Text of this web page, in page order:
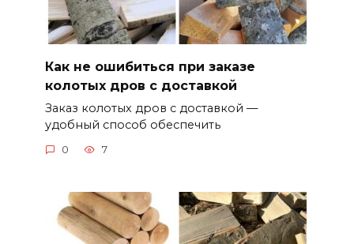
Как не ошибиться при заказе
колотых дров с доставкой
Заказ колотых дров с доставкой —
удобный способ обеспечить
0 7